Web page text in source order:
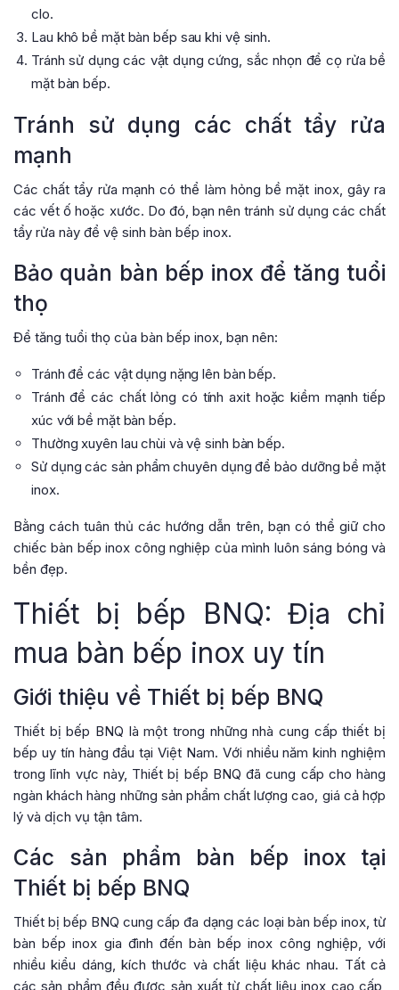
clo.
Lau khô bề mặt bàn bếp sau khi vệ sinh.
Tránh sử dụng các vật dụng cứng, sắc nhọn để cọ rửa bề
mặt bàn bếp.
Tránh sử dụng các chất tẩy rửa
mạnh
Các chất tẩy rửa mạnh có thể làm hỏng bề mặt inox, gây ra
các vết ố hoặc xước. Do đó, bạn nên tránh sử dụng các chất
tẩy rửa này để vệ sinh bàn bếp inox.
Bảo quản bàn bếp inox để tăng tuổi
thọ
Để tăng tuổi thọ của bàn bếp inox, bạn nên:
Tránh để các vật dụng nặng lên bàn bếp.
Tránh để các chất lỏng có tính axit hoặc kiềm mạnh tiếp
xúc với bề mặt bàn bếp.
Thường xuyên lau chùi và vệ sinh bàn bếp.
Sử dụng các sản phẩm chuyên dụng để bảo dưỡng bề mặt
inox.
Bằng cách tuân thủ các hướng dẫn trên, bạn có thể giữ cho
chiếc bàn bếp inox công nghiệp của mình luôn sáng bóng và
bền đẹp.
Thiết bị bếp BNQ: Địa chỉ
mua bàn bếp inox uy tín
Giới thiệu về Thiết bị bếp BNQ
Thiết bị bếp BNQ là một trong những nhà cung cấp thiết bị
bếp uy tín hàng đầu tại Việt Nam. Với nhiều năm kinh nghiệm
trong lĩnh vực này, Thiết bị bếp BNQ đã cung cấp cho hàng
ngàn khách hàng những sản phẩm chất lượng cao, giá cả hợp
lý và dịch vụ tận tâm.
Các sản phẩm bàn bếp inox tại
Thiết bị bếp BNQ
Thiết bị bếp BNQ cung cấp đa dạng các loại bàn bếp inox, từ
bàn bếp inox gia đình đến bàn bếp inox công nghiệp, với
nhiều kiểu dáng, kích thước và chất liệu khác nhau. Tất cả
các sản phẩm đều được sản xuất từ chất liệu inox cao cấp,